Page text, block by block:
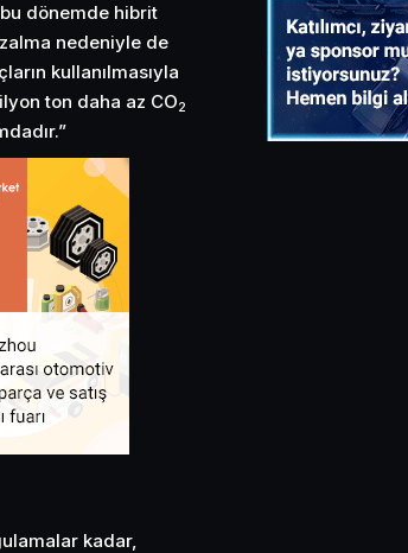
dönemde hibrit
nedeniyle de
kullanılmasıyla
ton daha az CO2
kadar,